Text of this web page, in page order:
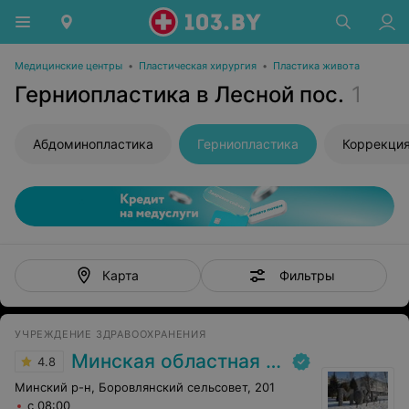
Медицинские центры • Пластическая хирургия • Пластика живота
Герниопластика в Лесной пос. 1
Абдоминопластика Герниопластика
Карта Фильтры
УЧРЕЖДЕНИЕ ЗДРАВООХРАНЕНИЯ
4.8 Минская областная клиническая больница
Минский р-н, Боровлянский сельсовет, 201
с 08:00